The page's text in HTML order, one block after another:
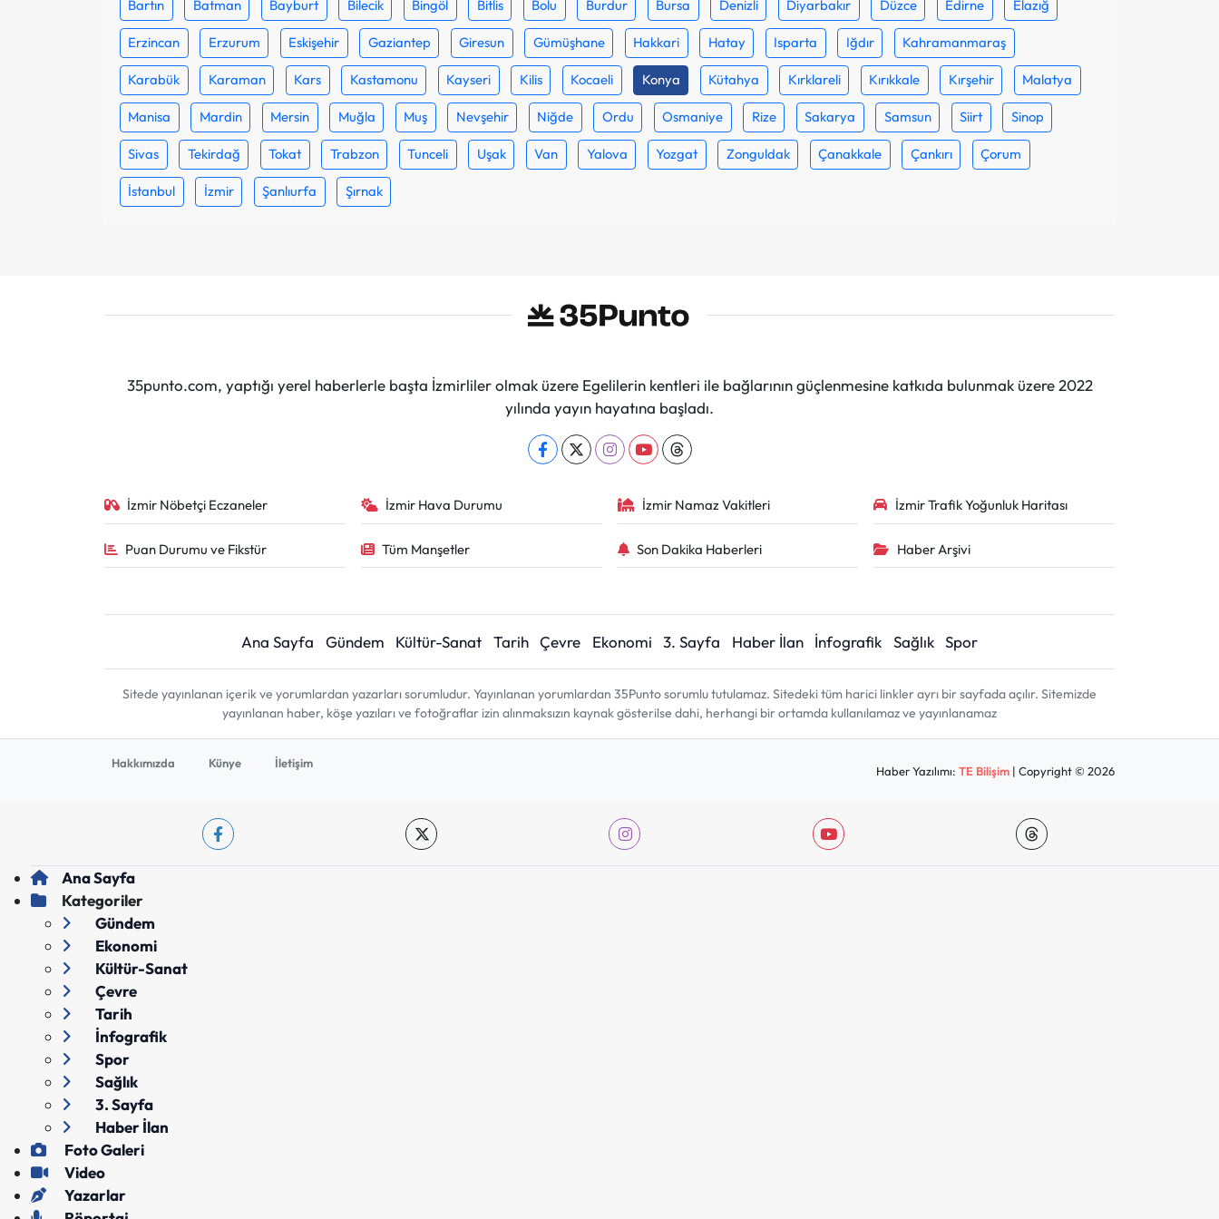
Bartın Batman Bayburt Bilecik Bingöl Bitlis Bolu Burdur Bursa Denizli Diyarbakır Düzce Edirne Elazığ
Erzincan Erzurum Eskişehir Gaziantep Giresun Gümüşhane Hakkari Hatay Isparta Iğdır Kahramanmaraş
Karabük Karaman Kars Kastamonu Kayseri Kilis Kocaeli Konya Kütahya Kırklareli Kırıkkale Kırşehir Malatya
Manisa Mardin Mersin Muğla Muş Nevşehir Niğde Ordu Osmaniye Rize Sakarya Samsun Siirt Sinop
Sivas Tekirdağ Tokat Trabzon Tunceli Uşak Van Yalova Yozgat Zonguldak Çanakkale Çankırı Çorum
İstanbul İzmir Şanlıurfa Şırnak
35punto.com, yaptığı yerel haberlerle başta İzmirliler olmak üzere Egelilerin kentleri ile bağlarının güçlenmesine katkıda bulunmak üzere 2022
yılında yayın hayatına başladı.
İzmir Nöbetçi Eczaneler İzmir Hava Durumu İzmir Namaz Vakitleri İzmir Trafik Yoğunluk Haritası
Puan Durumu ve Fikstür Tüm Manşetler Son Dakika Haberleri Haber Arşivi
Ana Sayfa Gündem Kültür-Sanat Tarih Çevre Ekonomi 3. Sayfa Haber İlan İnfografik Sağlık Spor
Sitede yayınlanan içerik ve yorumlardan yazarları sorumludur. Yayınlanan yorumlardan 35Punto sorumlu tutulamaz. Sitedeki tüm harici linkler ayrı bir sayfada açılır. Sitemizde
yayınlanan haber, köşe yazıları ve fotoğraflar izin alınmaksızın kaynak gösterilse dahi, herhangi bir ortamda kullanılamaz ve yayınlanamaz
Hakkımızda Künye İletişim
Haber Yazılımı:TE Bilişim | Copyright © 2026
Ana Sayfa
Kategoriler
Gündem
Ekonomi
Kültür-Sanat
Çevre
Tarih
İnfografik
Spor
Sağlık
3. Sayfa
Haber İlan
Foto Galeri
Video
Yazarlar